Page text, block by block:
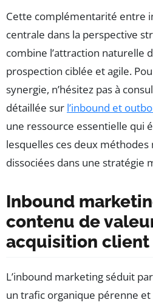
Cette complémentarité entre
centrale dans la perspective
combine l’attraction naturelle
prospection ciblée et agile.
synergie, n’hésitez pas à
détaillée sur l’inbound et
une ressource essentielle qui
lesquelles ces deux
dissociées dans une stratégie
Inbound
contenu de
acquisition
L’inbound marketing séduit
un trafic organique pérenne